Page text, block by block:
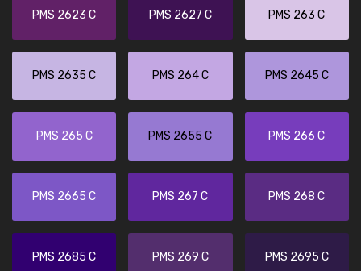
PMS 2623 C PMS 2627 C PMS 263 C
PMS 2635 C PMS 264 C PMS 2645 C
PMS 265 C PMS 2655 C PMS 266 C
PMS 2665 C PMS 267 C PMS 268 C
PMS 2685 C PMS 269 C PMS 2695 C